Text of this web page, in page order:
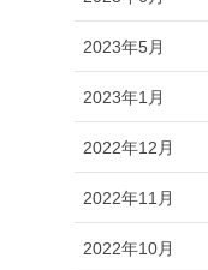
2023年5月
2023年1月
2022年12月
2022年11月
2022年10月